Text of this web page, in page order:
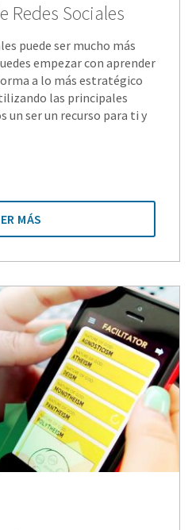
Redes Sociales
puede ser mucho más
empezar con aprender
a lo más estratégico
las principales
un ser un recurso para ti y
MÁS